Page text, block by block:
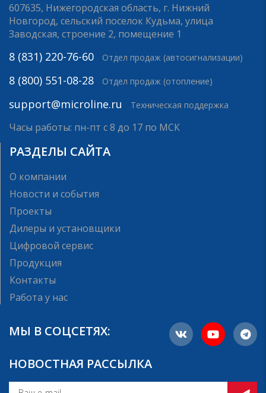
607635, Нижегородская область, г. Нижний
Новгород, сельский поселок Кудьма, улица
Заводская, строение 2, помещение 1
8 (831) 220-76-60 Отдел продаж (автосигнализации)
8 (800) 551-08-28 Отдел продаж (отопление)
support@microline.ru Техническая поддержка
Часы работы: пн-пт с 8 до 17 по МСК
РАЗДЕЛЫ САЙТА
О компании
Новости и события
Проекты
Дилеры и установщики
Цифровой сервис
Продукция
Контакты
Работа у нас
МЫ В СОЦСЕТЯХ:
НОВОСТНАЯ РАССЫЛКА